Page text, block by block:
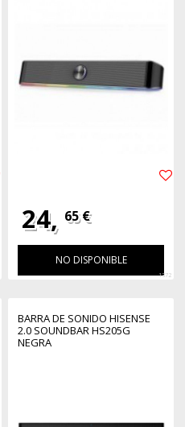
24, 65 €
NO DISPONIBLE
1372
BARRA DE SONIDO HISENSE
2.0 SOUNDBAR HS205G
NEGRA